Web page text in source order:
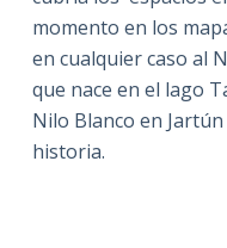
momento en los
en cualquier caso al
que nace en el lago
Nilo Blanco en
historia.